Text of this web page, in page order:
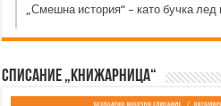
„Смешна история“ – като бучка
Списание „Книжарница“